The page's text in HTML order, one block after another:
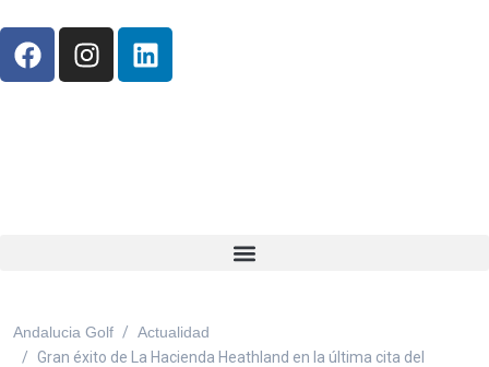
Andalucia Golf
Actualidad
Gran éxito de La Hacienda Heathland en la última cita del